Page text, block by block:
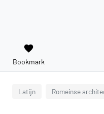
favorite
Bookmark
Latijn Romeinse